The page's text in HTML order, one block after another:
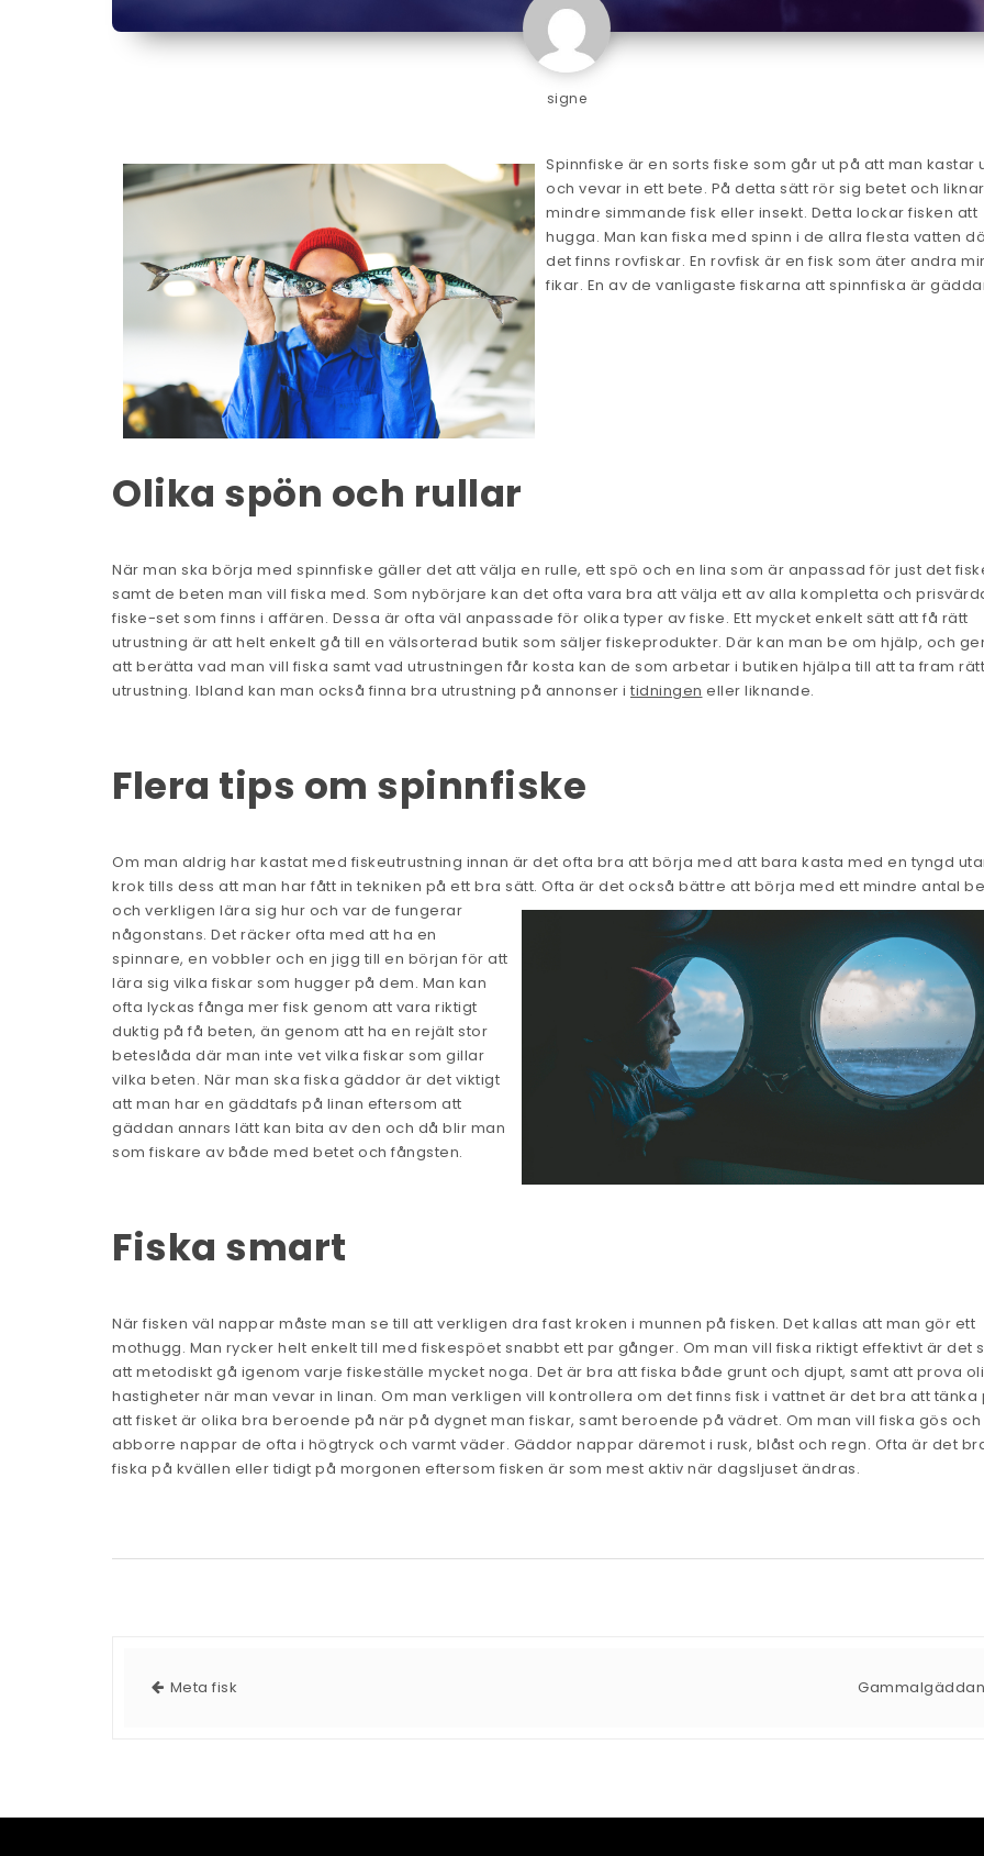
signe
Spinnfiske är en sorts fiske som går ut på att man kastar
och vevar in ett bete. På detta sätt rör sig betet och
mindre simmande fisk eller insekt. Detta lockar fisken att
hugga. Man kan fiska med spinn i de allra flesta vatten
det finns rovfiskar. En rovfisk är en fisk som äter andra
fikar. En av de vanligaste fiskarna att spinnfiska är
Olika spön och rullar
När man ska börja med spinnfiske gäller det att välja en rulle, ett spö och en lina som är anpassad för just det
samt de beten man vill fiska med. Som nybörjare kan det ofta vara bra att välja ett av alla kompletta och
fiske-set som finns i affären. Dessa är ofta väl anpassade för olika typer av fiske. Ett mycket enkelt sätt att få rätt
utrustning är att helt enkelt gå till en välsorterad butik som säljer fiskeprodukter. Där kan man be om hjälp, och
att berätta vad man vill fiska samt vad utrustningen får kosta kan de som arbetar i butiken hjälpa till att ta fram rätt
utrustning. Ibland kan man också finna bra utrustning på annonser i tidningen eller liknande.
Flera tips om spinnfiske
Om man aldrig har kastat med fiskeutrustning innan är det ofta bra att börja med att bara kasta med en tyngd
krok tills dess att man har fått in tekniken på ett bra sätt. Ofta är det också bättre att börja med ett mindre antal
och verkligen lära sig hur och var de fungerar
någonstans. Det räcker ofta med att ha en
spinnare, en vobbler och en jigg till en början för att
lära sig vilka fiskar som hugger på dem. Man kan
ofta lyckas fånga mer fisk genom att vara riktigt
duktig på få beten, än genom att ha en rejält stor
beteslåda där man inte vet vilka fiskar som gillar
vilka beten. När man ska fiska gäddor är det viktigt
att man har en gäddtafs på linan eftersom att
gäddan annars lätt kan bita av den och då blir man
som fiskare av både med betet och fångsten.
Fiska smart
När fisken väl nappar måste man se till att verkligen dra fast kroken i munnen på fisken. Det kallas att man gör ett
mothugg. Man rycker helt enkelt till med fiskespöet snabbt ett par gånger. Om man vill fiska riktigt effektivt är det
att metodiskt gå igenom varje fiskeställe mycket noga. Det är bra att fiska både grunt och djupt, samt att prova
hastigheter när man vevar in linan. Om man verkligen vill kontrollera om det finns fisk i vattnet är det bra att tänka
att fisket är olika bra beroende på när på dygnet man fiskar, samt beroende på vädret. Om man vill fiska gös och
abborre nappar de ofta i högtryck och varmt väder. Gäddor nappar däremot i rusk, blåst och regn. Ofta är det
fiska på kvällen eller tidigt på morgonen eftersom fisken är som mest aktiv när dagsljuset ändras.
Meta fisk Gammalgäddan